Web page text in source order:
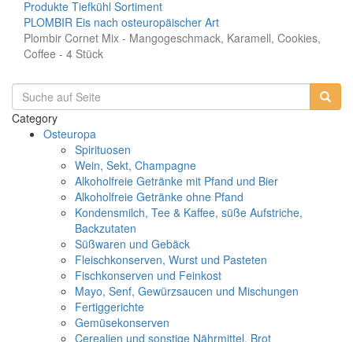
Produkte Tiefkühl Sortiment
PLOMBIR Eis nach osteuropäischer Art
Plombir Cornet Mix - Mangogeschmack, Karamell, Cookies,
Coffee - 4 Stück
Category
Osteuropa
Spirituosen
Wein, Sekt, Champagne
Alkoholfreie Getränke mit Pfand und Bier
Alkoholfreie Getränke ohne Pfand
Kondensmilch, Tee & Kaffee, süße Aufstriche,
Backzutaten
Süßwaren und Gebäck
Fleischkonserven, Wurst und Pasteten
Fischkonserven und Feinkost
Mayo, Senf, Gewürzsaucen und Mischungen
Fertiggerichte
Gemüsekonserven
Cerealien und sonstige Nährmittel, Brot